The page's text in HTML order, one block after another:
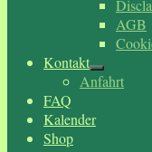
AGB
Kontakt
Anfahrt
FAQ
Kalender
Shop